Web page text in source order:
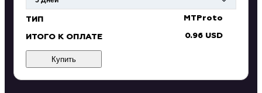
ТИП MTProto
ИТОГО К ОПЛАТЕ 0.96 USD
Купить